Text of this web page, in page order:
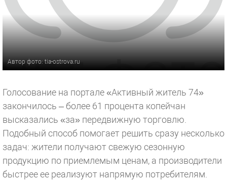
Автор фото: tia-ostrova.ru
Голосование на портале «Активный житель 74»
закончилось – более 61 процента копейчан
высказались «за» передвижную торговлю.
Подобный способ помогает решить сразу несколько
задач: жители получают свежую сезонную
продукцию по приемлемым ценам, а производители
быстрее ее реализуют напрямую потребителям.